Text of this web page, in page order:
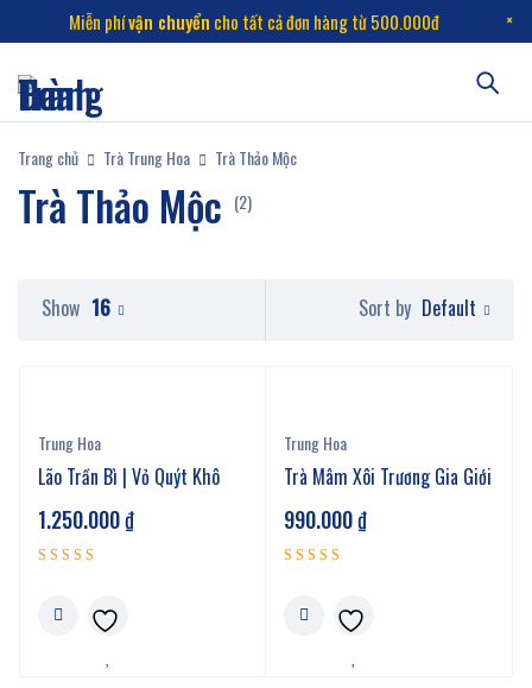
Miễn phívận chuyển cho tất cả đơn hàng từ 500.000đ
Trang chủ Trà Trung Hoa Trà Thảo Mộc
Trà Thảo Mộc (2)
Sort by Default
Show 16
Trung Hoa
Lão Trần Bì | Vỏ Quýt Khô
1.250.000₫
hạng
5.00
5 sao
Trung Hoa
Trà Mâm Xôi Trương Gia Giới
990.000₫
hạng
5.00
5 sao